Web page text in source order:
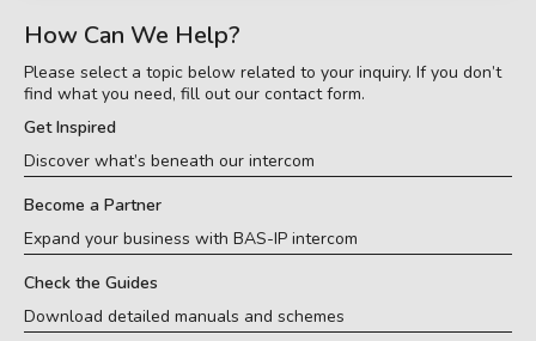
How Can We Help?
Please select a topic below related to your inquiry. If you don’t
find what you need, fill out our contact form.
Get Inspired
Discover what’s beneath our intercom
Become a Partner
Expand your business with BAS-IP intercom
Check the Guides
Download detailed manuals and schemes